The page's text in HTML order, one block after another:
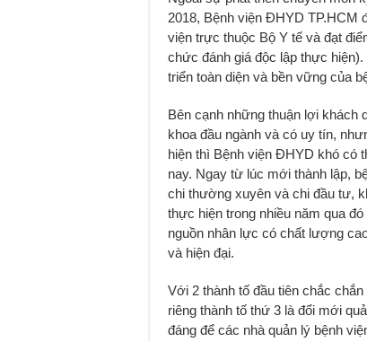
2018, Bệnh viện ĐHYD TP.HCM
viện trực thuộc Bộ Y tế và đạt
chức đánh giá độc lập thực
triển toàn diện và bền vững của
Bên cạnh những thuận lợi khách
khoa đầu ngành và có uy tín,
hiện thì Bệnh viện ĐHYD khó có
nay. Ngay từ lúc mới thành lập,
chi thường xuyên và chi đầu tư,
thực hiện trong nhiều năm qua
nguồn nhân lực có chất lượng
và hiện đại.
Với 2 thành tố đầu tiên chắc
riêng thành tố thứ 3 là đổi mới
đáng để các nhà quản lý bệnh